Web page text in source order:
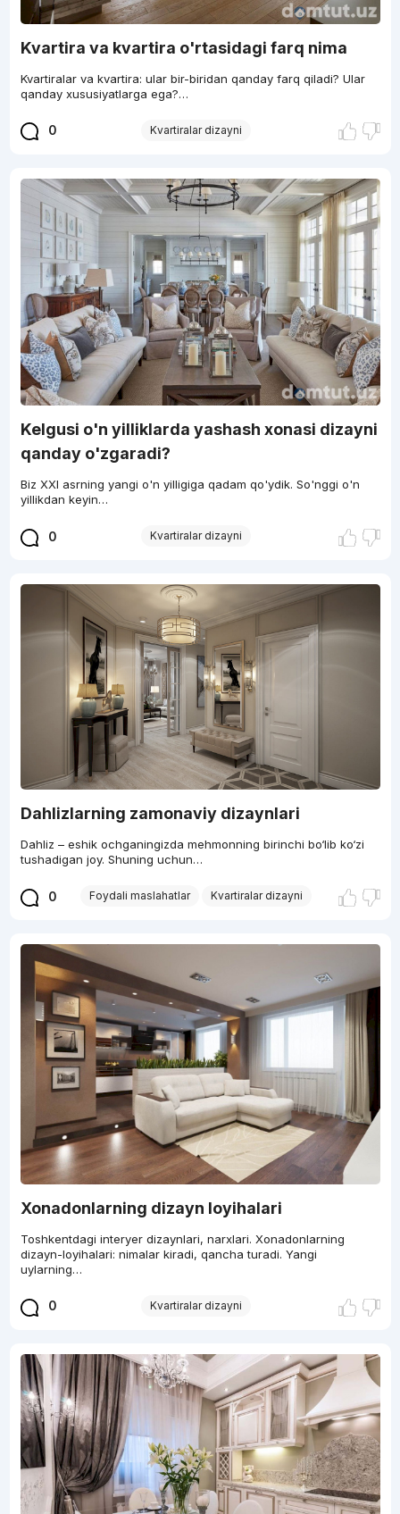
Kvartira va kvartira o'rtasidagi farq nima
Kvartiralar va kvartira: ular bir-biridan qanday farq qiladi? Ular
qanday xususiyatlarga ega?…
0 Kvartiralar dizayni
Kelgusi o'n yilliklarda yashash xonasi dizayni
qanday o'zgaradi?
Biz XXI asrning yangi o'n yilligiga qadam qo'ydik. So'nggi o'n
yillikdan keyin…
0 Kvartiralar dizayni
Dahlizlarning zamonaviy dizaynlari
Dahliz – eshik ochganingizda mehmonning birinchi bo‘lib ko‘zi
tushadigan joy. Shuning uchun…
0 Foydali maslahatlar Kvartiralar dizayni
Xonadonlarning dizayn loyihalari
Toshkentdagi interyer dizaynlari, narxlari. Xonadonlarning
dizayn-loyihalari: nimalar kiradi, qancha turadi. Yangi
uylarning…
0 Kvartiralar dizayni